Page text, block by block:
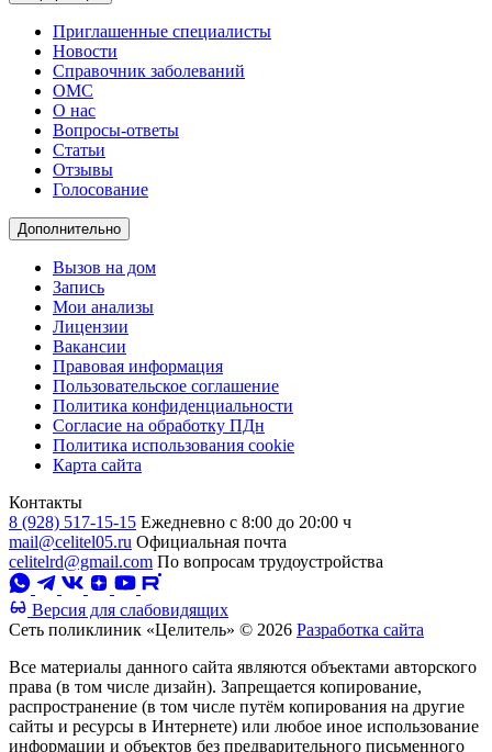
Приглашенные специалисты
Новости
Справочник заболеваний
ОМС
О нас
Вопросы-ответы
Статьи
Отзывы
Голосование
Дополнительно
Вызов на дом
Запись
Мои анализы
Лицензии
Вакансии
Правовая информация
Пользовательское соглашение
Политика конфиденциальности
Согласие на обработку ПДн
Политика использования cookie
Карта сайта
Контакты
8 (928) 517-15-15 Ежедневно с 8:00 до 20:00 ч
mail@celitel05.ru Официальная почта
celitelrd@gmail.com По вопросам трудоустройства
Версия для слабовидящих
Сеть поликлиник «Целитель» © 2026 Разработка сайта
Все материалы данного сайта являются объектами авторского
права (в том числе дизайн). Запрещается копирование,
распространение (в том числе путём копирования на другие
сайты и ресурсы в Интернете) или любое иное использование
информации и объектов без предварительного письменного